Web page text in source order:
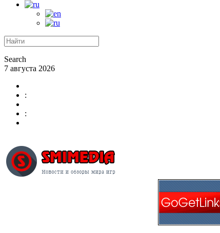
Search
7 августа 2026
:
: